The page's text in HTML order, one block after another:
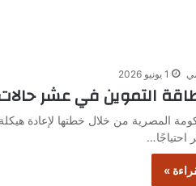
1 يونيو 2026
التموين في عشر
المصرية من خلال خطتها لإعادة
احتياجًا…
»